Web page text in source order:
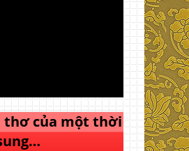
thơ của một thời